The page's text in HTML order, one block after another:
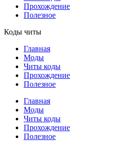
Прохождение
Полезное
Коды читы
Главная
Моды
Читы коды
Прохождение
Полезное
Главная
Моды
Читы коды
Прохождение
Полезное